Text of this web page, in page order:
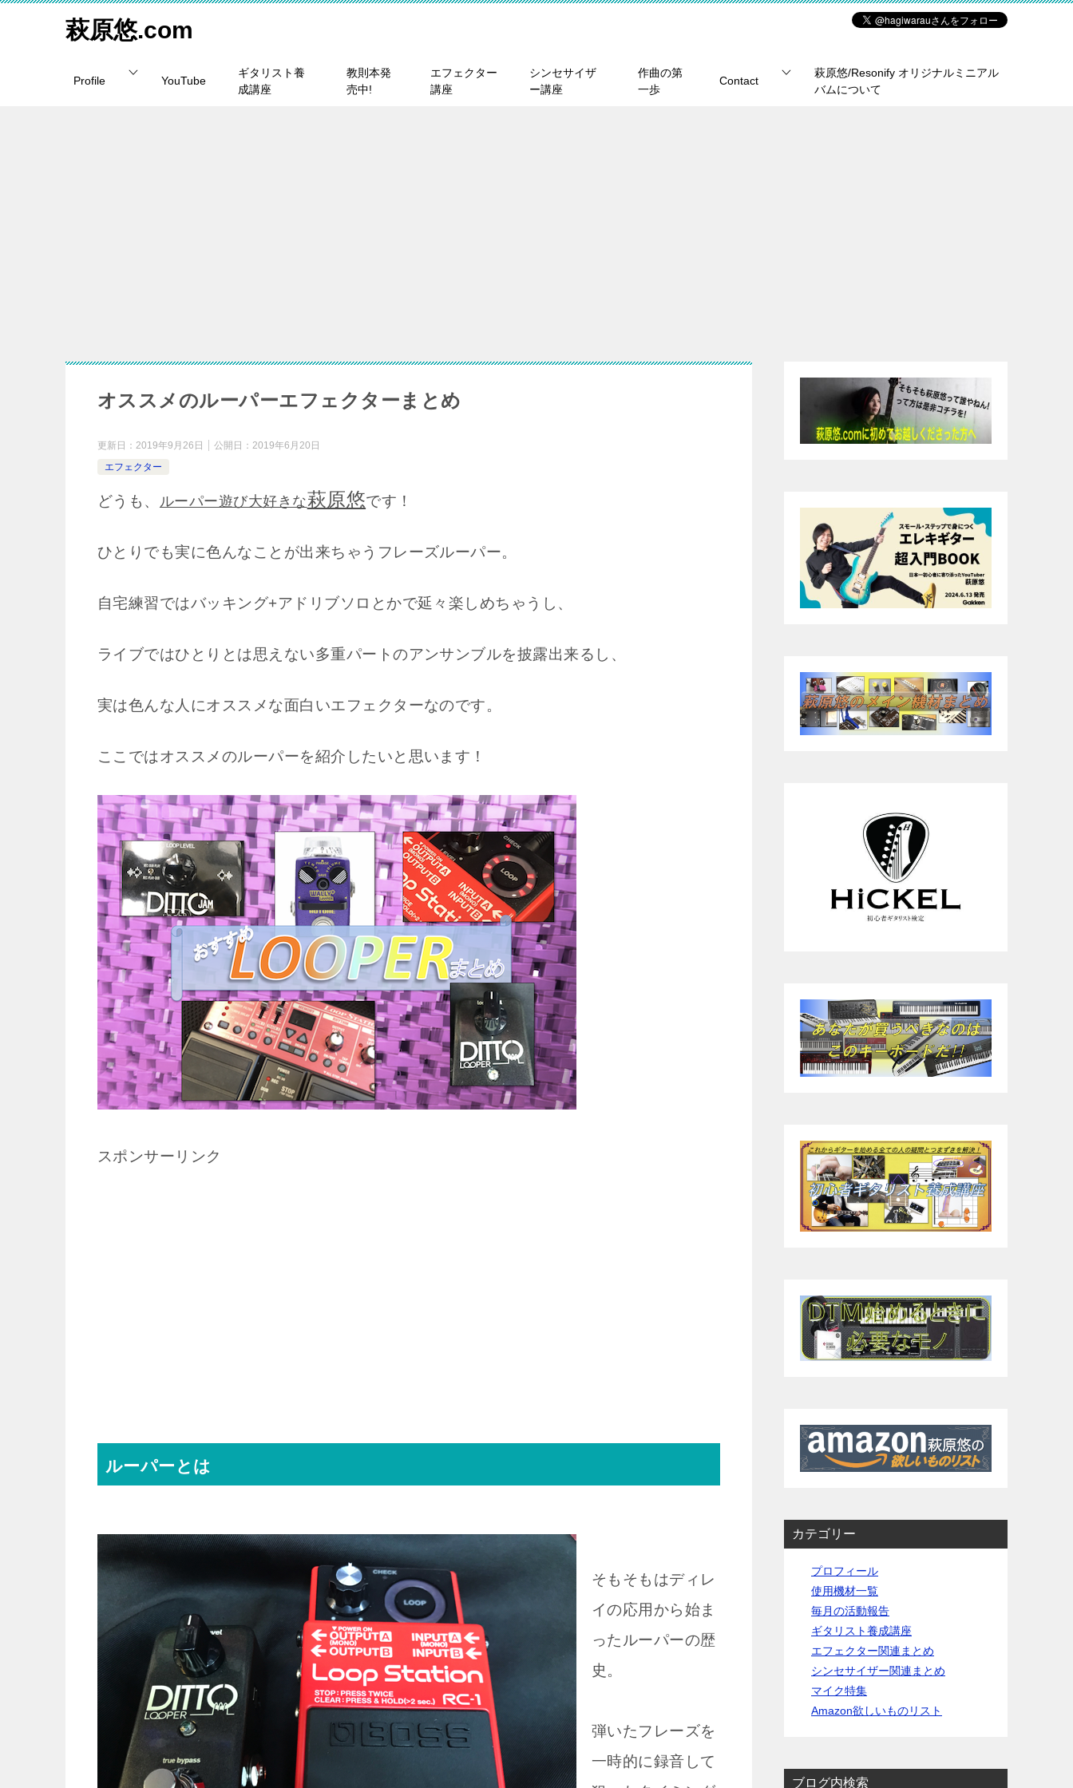
萩原悠.com
Profile YouTube
ギタリスト養
成講座
教則本発
売中!
エフェクター
講座
シンセサイザ
ー講座
作曲の第
一歩
Contact
萩原悠/Resonify オリジナルミニアル
バムについて
オススメのルーパーエフェクターまとめ
更新日： 2019年9月26日 公開日： 2019年6月20日
エフェクター
どうも、 ルーパー遊び大好きな萩原悠です！
ひとりでも実に色んなことが出来ちゃうフレーズルーパー。
自宅練習ではバッキング+アドリブソロとかで延々楽しめちゃうし、
ライブではひとりとは思えない多重パートのアンサンブルを披露出来るし、
実は色んな人にオススメな面白いエフェクターなのです。
ここではオススメのルーパーを紹介したいと思います！
スポンサーリンク
ルーパーとは
そもそもはディレ
イの応用から始ま
ったルーパーの歴
史。
弾いたフレーズを
一時的に録音して
カテゴリー
プロフィール
使用機材一覧
毎月の活動報告
ギタリスト養成講座
エフェクター関連まとめ
シンセサイザー関連まとめ
マイク特集
Amazon欲しいものリスト
ブログ内検索